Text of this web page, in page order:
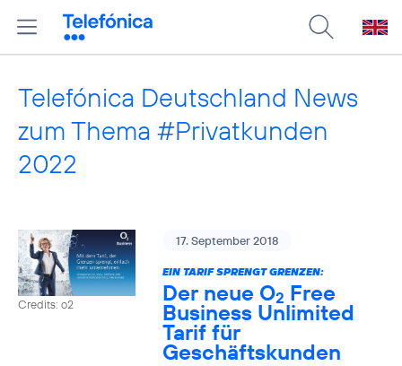
Telefónica Deutschland News
zum Thema #Privatkunden
2022
Credits: o2
17. September 2018
EIN TARIF SPRENGT GRENZEN:
Der neue O2 Free
Business Unlimited
Tarif für
Geschäftskunden